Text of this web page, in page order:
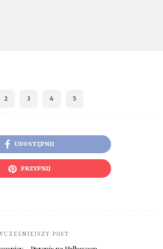
2 3 4 5
UDOSTĘPNIJ
PRZYPNIJ
POST